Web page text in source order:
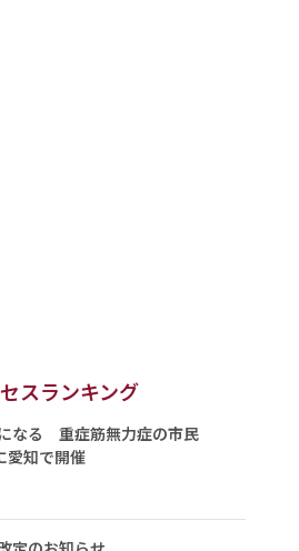
スランキング
なる 重症筋無力症の市民
愛知で開催